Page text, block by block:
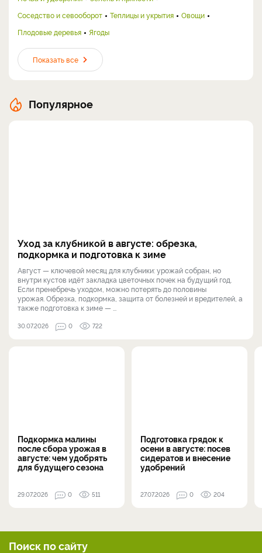
Соседство и севооборот
Теплицы и укрытия
Овощи
Плодовые деревья
Ягоды
Показать все
Популярное
Уход за клубникой в августе: обрезка,
подкормка и подготовка к зиме
Август — ключевой месяц для клубники: урожай собран, но
внутри кустов идёт закладка цветочных почек на будущий год.
Если пренебречь уходом, можно потерять до половины
урожая. Обрезка, подкормка, защита от болезней и вредителей, а
также подготовка к зиме — ...
30.07.2026 0 722
Подкормка малины
после сбора урожая в
августе: чем удобрять
для будущего сезона
29.07.2026 0 511
Подготовка грядок к
осени в августе: посев
сидератов и внесение
удобрений
27.07.2026 0 204
Поиск по сайту